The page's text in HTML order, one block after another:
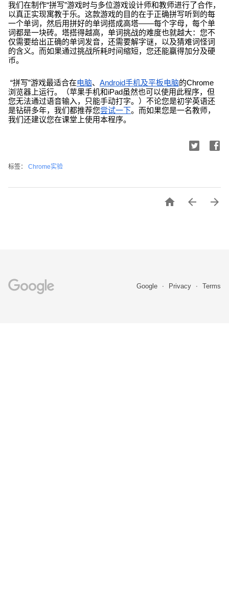
我们在制作“拼写”游戏时与多位游戏设计师和教师进行了合作，
以真正实现寓教于乐。这款游戏的目的在于正确拼写听到的每
一个单词，然后用拼好的单词搭成高塔——每个字母，每个单
词都是一块砖。塔搭得越高，单词挑战的难度也就越大：您不
仅需要给出正确的单词发音，还需要解字谜，以及猜难词怪词
的含义。而如果通过挑战所耗时间缩短，您还能赢得加分及硬
币。
“拼写”游戏最适合在电脑、 Android手机及平板电脑的Chrome
浏览器上运行。（苹果手机和iPad虽然也可以使用此程序，但
您无法通过语音输入，只能手动打字。）不论您是初学英语还
是钻研多年，我们都推荐您尝试一下。而如果您是一名教师，
我们还建议您在课堂上使用本程序。
标签： Chrome实验
  
Google Privacy Terms